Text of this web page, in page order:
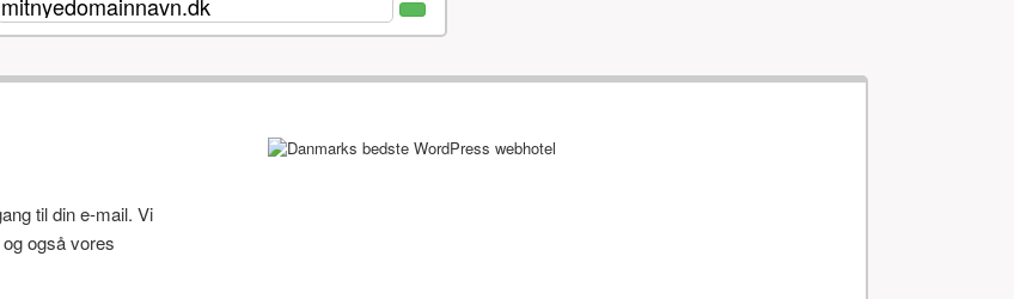
til din e-mail. Vi
også vores